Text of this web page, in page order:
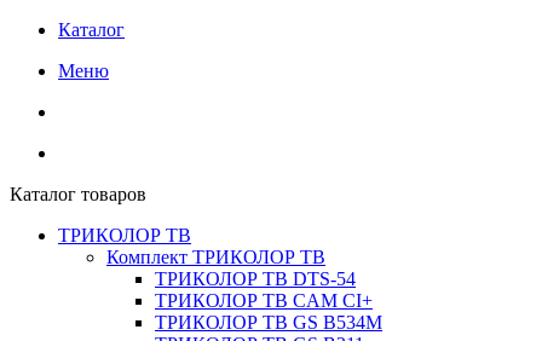
Каталог
Меню
Каталог товаров
ТРИКОЛОР ТВ
Комплект ТРИКОЛОР ТВ
ТРИКОЛОР ТВ DTS-54
ТРИКОЛОР ТВ CAM CI+
ТРИКОЛОР ТВ GS B534M